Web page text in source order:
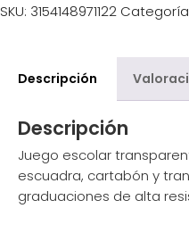
SKU: 3154148971122
Descripción
Descripción
Juego escolar
escuadra, cartabón y
graduaciones de alta